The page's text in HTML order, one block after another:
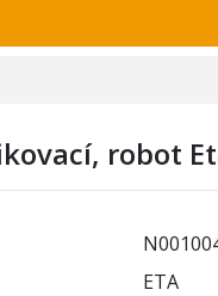
robot
ETA